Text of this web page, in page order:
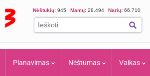
Nėštukių: 945 Mamų: 28.494 Narių: 66.710
Planavimas Nėštumas Vaikas